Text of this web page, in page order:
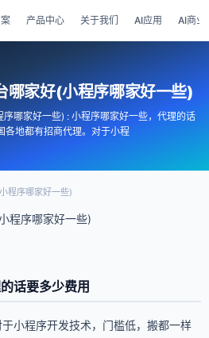
产品中心 关于我们 AI应用 AI商业
哪家好(小程序哪家好一些)
哪家好一些) : 小程序哪家好一些，代理的话
各地都有招商代理。对于小程
程序哪家好一些)
程序哪家好一些)
话要多少费用
小程序开发技术，门槛低，搬都一样